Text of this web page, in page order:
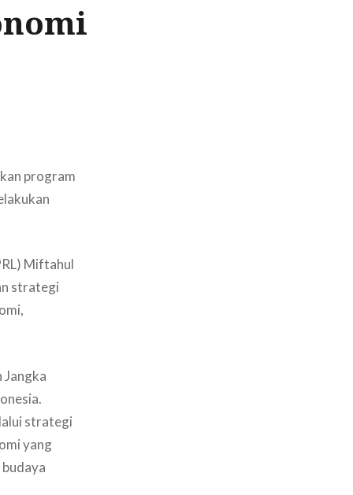
program
Miftahul
strategi
Jangka
strategi
yang